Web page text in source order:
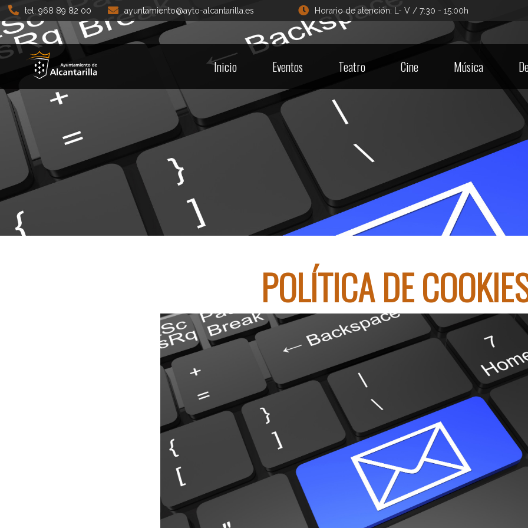
tel: 968 89 82 00 ayuntamiento@ayto-alcantarilla.es Horario de atención: L- V / 7:30 - 15:00h
Inicio Eventos Teatro Cine Música
POLÍTICA DE